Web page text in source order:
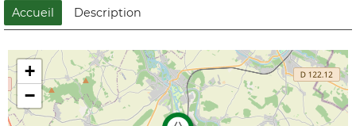
Accueil Description
+
−